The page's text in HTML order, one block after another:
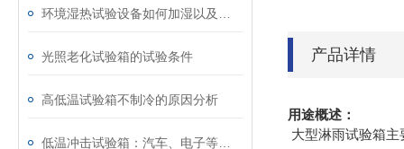
光照老化试验箱的试验条件
高低温试验箱不制冷的原因分析
产品详情
用途概述：
大型淋雨试验箱